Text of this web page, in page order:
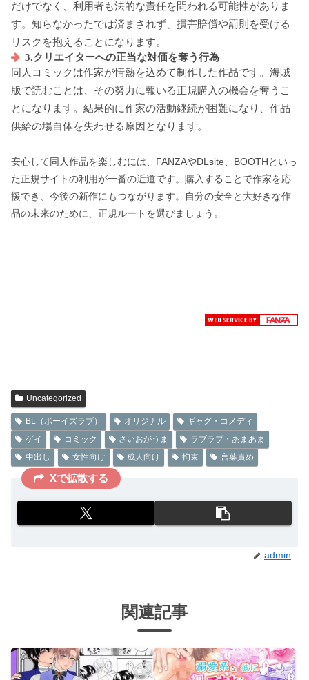
だけでなく、利用者も法的な責任を問われる可能性がありま
す。知らなかったでは済まされず、損害賠償や罰則を受ける
リスクを抱えることになります。
3.クリエイターへの正当な対価を奪う行為
同人コミックは作家が情熱を込めて制作した作品です。海賊
版で読むことは、その努力に報いる正規購入の機会を奪うこ
とになります。結果的に作家の活動継続が困難になり、作品
供給の場自体を失わせる原因となります。
安心して同人作品を楽しむには、FANZAやDLsite、BOOTHといっ
た正規サイトの利用が一番の近道です。購入することで作家を応
援でき、今後の新作にもつながります。自分の安全と大好きな作
品の未来のために、正規ルートを選びましょう。
Uncategorized
BL（ボーイズラブ） オリジナル
ギャグ・コメディ
ゲイ
コミック さいおがうま
ラブラブ・あまあま
中出し
女性向け 成人向け 拘束 言葉責め
Xで拡散する
admin
関連記事